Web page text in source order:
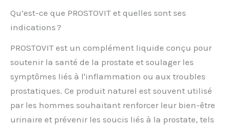
Qu’est-ce que PROSTOVIT et quelles sont ses
indications ?
PROSTOVIT est un complément liquide conçu pour
soutenir la santé de la prostate et soulager les
symptômes liés à l'inflammation ou aux troubles
prostatiques. Ce produit naturel est souvent utilisé
par les hommes souhaitant renforcer leur bien-être
urinaire et prévenir les soucis liés à la prostate, tels